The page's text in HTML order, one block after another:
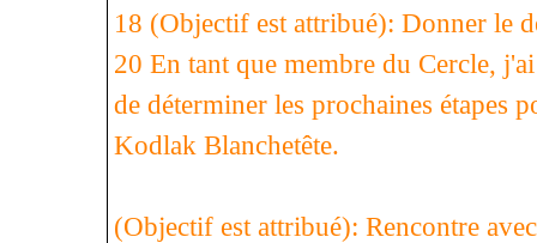
18 (Objectif est attribué): Donner le
20 En tant que membre du Cercle,
de déterminer les prochaines étapes
Kodlak Blanchetête.
(Objectif est attribué): Rencontre